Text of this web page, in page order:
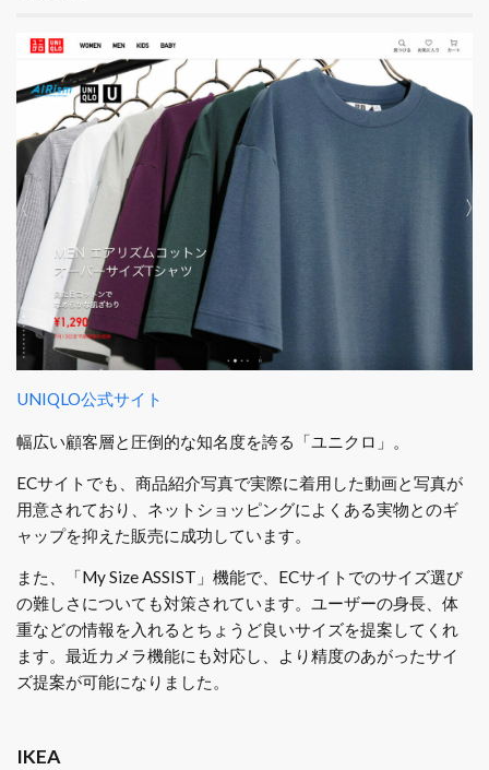
UNIQLO公式サイト
幅広い顧客層と圧倒的な知名度を誇る「ユニクロ」。
ECサイトでも、商品紹介写真で実際に着用した動画と写真が
用意されており、ネットショッピングによくある実物とのギ
ャップを抑えた販売に成功しています。
また、「My Size ASSIST」機能で、ECサイトでのサイズ選び
の難しさについても対策されています。ユーザーの身長、体
重などの情報を入れるとちょうど良いサイズを提案してくれ
ます。最近カメラ機能にも対応し、より精度のあがったサイ
ズ提案が可能になりました。
IKEA